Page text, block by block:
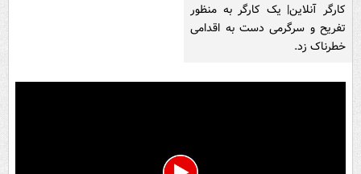
کارگر آنلاین| یک کارگر به منظور
تفریح و سرگرمی دست به اقدامی
خطرناک زد.